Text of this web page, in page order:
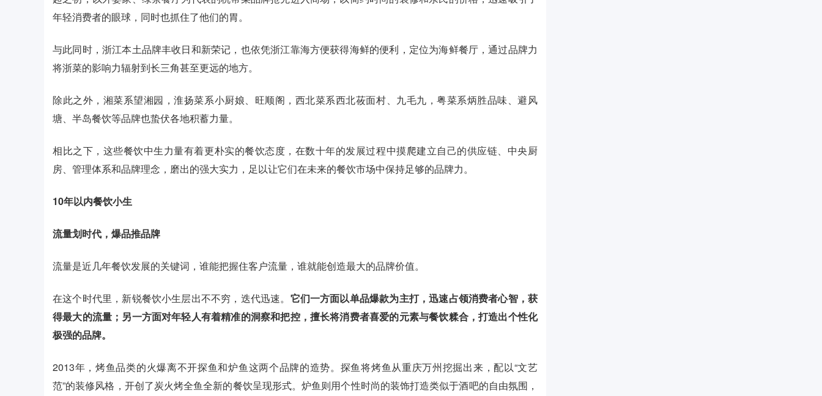
年轻消费者的眼球，同时也抓住了他们的胃。
与此同时，浙江本土品牌丰收日和新荣记，也依凭浙江靠海方便获得海鲜的便利，定位为海鲜餐厅，通过品牌力
将浙菜的影响力辐射到长三角甚至更远的地方。
除此之外，湘菜系望湘园，淮扬菜系小厨娘、旺顺阁，西北菜系西北莜面村、九毛九，粤菜系炳胜品味、避风
塘、半岛餐饮等品牌也蛰伏各地积蓄力量。
相比之下，这些餐饮中生力量有着更朴实的餐饮态度，在数十年的发展过程中摸爬建立自己的供应链、中央厨
房、管理体系和品牌理念，磨出的强大实力，足以让它们在未来的餐饮市场中保持足够的品牌力。
10年以内餐饮小生
流量划时代，爆品推品牌
流量是近几年餐饮发展的关键词，谁能把握住客户流量，谁就能创造最大的品牌价值。
在这个时代里，新锐餐饮小生层出不不穷，迭代迅速。 它们一方面以单品爆款为主打，迅速占领消费者心智，获
得最大的流量；另一方面对年轻人有着精准的洞察和把控，擅长将消费者喜爱的元素与餐饮糅合，打造出个性化
极强的品牌。
2013年，烤鱼品类的火爆离不开探鱼和炉鱼这两个品牌的造势。探鱼将烤鱼从重庆万州挖掘出来，配以“文艺
范”的装修风格，开创了炭火烤全鱼全新的餐饮呈现形式。炉鱼则用个性时尚的装饰打造类似于酒吧的自由氛围，